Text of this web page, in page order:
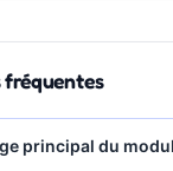
fréquentes
principal du